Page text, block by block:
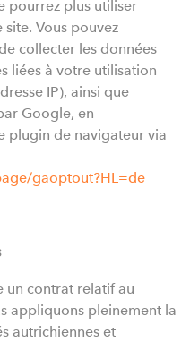
pourrez plus utiliser
Vous pouvez
collecter les données
liées à votre utilisation
IP), ainsi que
Google, en
plugin de navigateur via
gaoptout?HL=de
un contrat relatif au
appliquons pleinement la
autrichiennes et